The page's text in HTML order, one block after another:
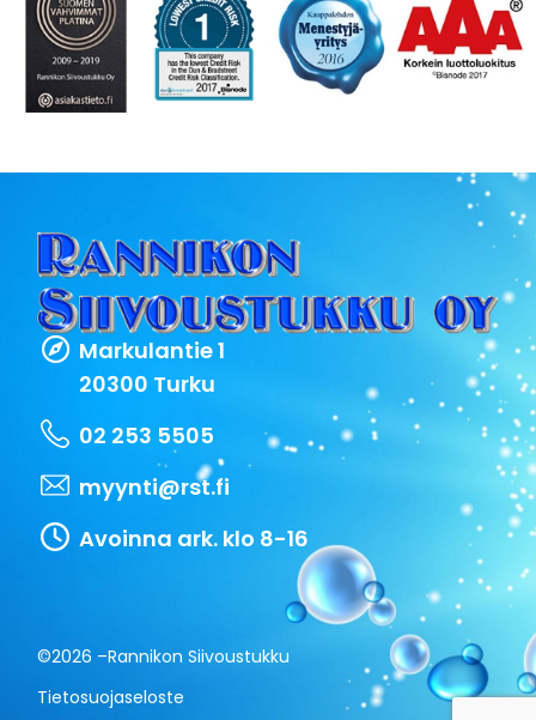
Markulantie 1
20300 Turku
02 253 5505
myynti@rst.fi
Avoinna ark. klo 8-16
©2026 –Rannikon Siivoustukku
Tietosuojaseloste